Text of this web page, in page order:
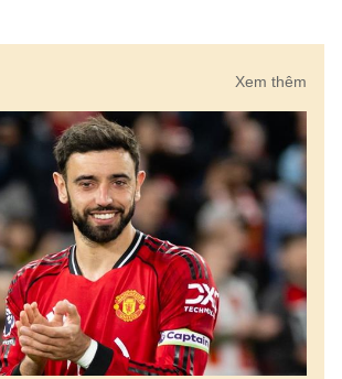
Xem thêm